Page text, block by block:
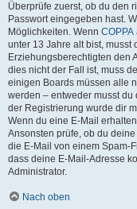
Überprüfe zuerst, ob du den
Passwort eingegeben hast.
Möglichkeiten. Wenn COPPA
unter 13 Jahre alt bist, musst
Erziehungsberechtigten den
dies nicht der Fall ist, muss
einigen Boards müssen alle
werden – entweder musst du
der Registrierung wurde dir
Wenn du eine E-Mail
Ansonsten prüfe, ob du
die E-Mail von einem Spam-
dass deine E-Mail-Adresse
Administrator.
Nach oben